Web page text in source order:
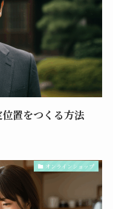
置をつくる方法
オンラインショップ